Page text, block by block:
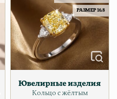
РАЗМЕР 16.8
Ювелирные изделия
Кольцо с жёлтым